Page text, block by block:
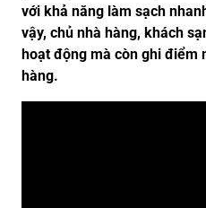
với khả năng làm sạch
vậy, chủ nhà hàng, khách
hoạt động mà còn ghi điểm
hàng.